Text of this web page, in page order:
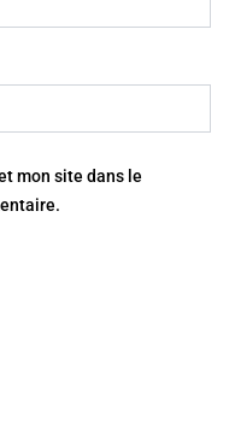
mon site dans le